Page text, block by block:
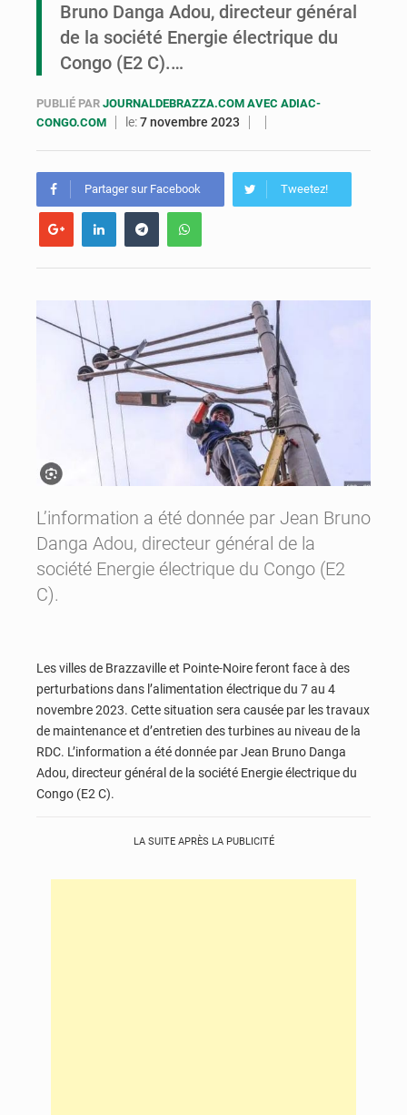
Bruno Danga Adou, directeur général
de la société Energie électrique du
Congo (E2 C).…
PUBLIÉ PAR JOURNALDEBRAZZA.COM AVEC ADIAC-
CONGO.COM
le:7 novembre 2023
Partager sur Facebook Tweetez!
L’information a été donnée par Jean Bruno
Danga Adou, directeur général de la
société Energie électrique du Congo (E2
C).
Les villes de Brazzaville et Pointe-Noire feront face à des
perturbations dans l’alimentation électrique du 7 au 4
novembre 2023. Cette situation sera causée par les travaux
de maintenance et d’entretien des turbines au niveau de la
RDC. L’information a été donnée par Jean Bruno Danga
Adou, directeur général de la société Energie électrique du
Congo (E2 C).
LA SUITE APRÈS LA PUBLICITÉ